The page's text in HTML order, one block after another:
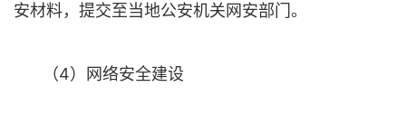
安材料，提交至当地公安机关网安部门。
（4）网络安全建设